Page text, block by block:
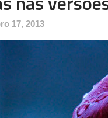
17, 2013